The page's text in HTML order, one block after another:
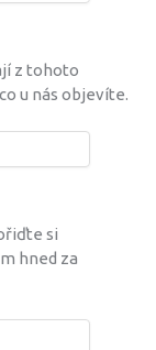
z tohoto
u nás objevíte.
si
hned za